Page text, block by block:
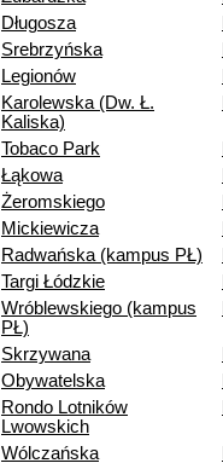
Długosza
Srebrzyńska
Legionów
Karolewska (Dw. Ł.
Kaliska)
Tobaco Park
Łąkowa
Żeromskiego
Mickiewicza
Radwańska (kampus PŁ)
Targi Łódzkie
Wróblewskiego (kampus
PŁ)
Skrzywana
Obywatelska
Rondo Lotników
Lwowskich
Wólczańska